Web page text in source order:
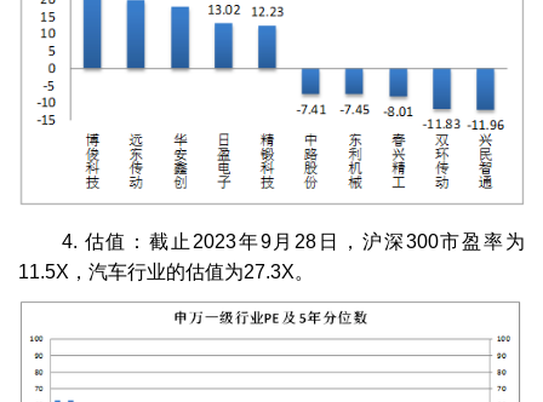
4. 估值：截止2023年9月28日，沪深300市盈率为
11.5X，汽车行业的估值为27.3X。